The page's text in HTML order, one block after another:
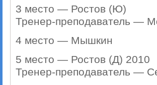
3 место — Ростов (Ю)
Тренер-преподаватель —
4 место — Мышкин
5 место — Ростов (Д) 2010
Тренер-преподаватель —